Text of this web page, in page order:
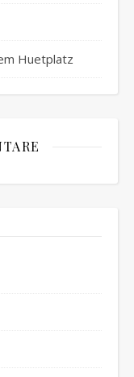
Huetplatz